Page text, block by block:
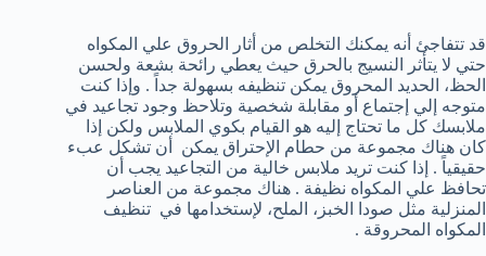
قد تتفاجئ أنه يمكنك التخلص من أثار الحروق علي المكواه
حتي لا يتأثر النسيج بالحرق حيث يعطي رائحة بشعة ولحسن
الحظ، الحديد المحروق يمكن تنظيفه بسهولة جداً . وإذا كنت
متوجه إلي إجتماع أو مقابلة شخصية وتلاحظ وجود تجاعيد في
ملابسك كل ما تحتاج إليه هو القيام بكوي الملابس ولكن إذا
كان هناك مجموعة من حطام الإحتراق يمكن أن تشكل عبء
حقيقياً . إذا كنت تريد ملابس خالية من التجاعيد يجب أن
تحافظ علي المكواه نظيفة . هناك مجموعة من العناصر
المنزلية مثل صودا الخبز، الملح، لإستخدامها في تنظيف
المكواه المحروقة .